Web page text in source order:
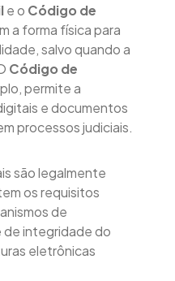
e o Código de
a forma física para
salvo quando a
Código de
permite a
e documentos
processos judiciais.
são legalmente
os requisitos
de
integridade do
eletrônicas